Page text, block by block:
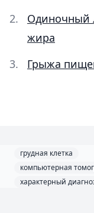
Одиночный
жира
Грыжа
грудная клетка
компьютерная
характерный